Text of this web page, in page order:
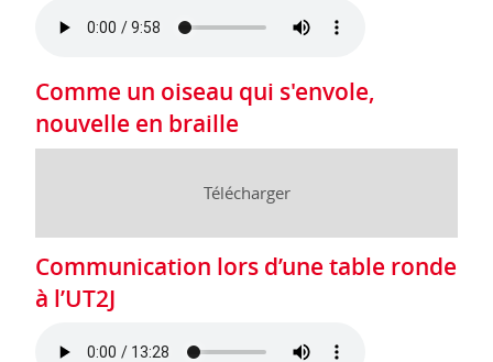
Comme un oiseau qui s'envole,
nouvelle en braille
Télécharger
Communication lors d’une table ronde
à l’UT2J